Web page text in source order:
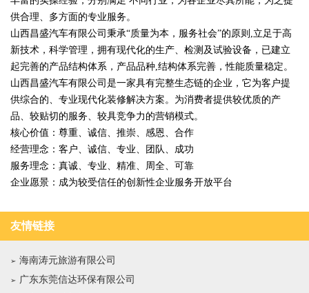
供合理、多方面的专业服务。
山西昌盛汽车有限公司秉承“质量为本，服务社会”的原则,立足于高
新技术，科学管理，拥有现代化的生产、检测及试验设备，已建立
起完善的产品结构体系，产品品种,结构体系完善，性能质量稳定。
山西昌盛汽车有限公司是一家具有完整生态链的企业，它为客户提
供综合的、专业现代化装修解决方案。为消费者提供较优质的产
品、较贴切的服务、较具竞争力的营销模式。
核心价值：尊重、诚信、推崇、感恩、合作
经营理念：客户、诚信、专业、团队、成功
服务理念：真诚、专业、精准、周全、可靠
企业愿景：成为较受信任的创新性企业服务开放平台
友情链接
海南涛元旅游有限公司
广东东莞信达环保有限公司